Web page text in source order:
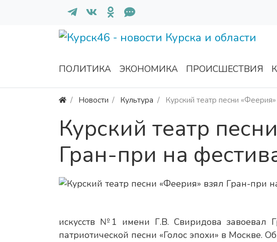
ПОЛИТИКА ЭКОНОМИКА ПРОИСШЕСТВИЯ
Новости Культура Курский театр песни
Курский театр
Гран-при на
искусств №1 имени Г.В. Свиридова завоевал
патриотической песни «Голос эпохи» в Москве.